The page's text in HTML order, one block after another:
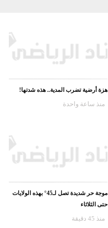
هزة أرضية تضرب المدية.. هذه شدتها!
منذ ساعة واحدة
موجة حر شديدة تصل لـ45° بهذه الولايات
حتى الثلاثاء
منذ 45 دقيقة